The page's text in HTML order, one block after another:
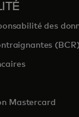
des
(BCR)
dans un nouvel
Mastercard